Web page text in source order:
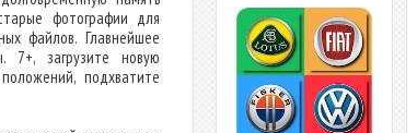
фотографии для
файлов. Главнейшее
7+, загрузите новую
подхватите